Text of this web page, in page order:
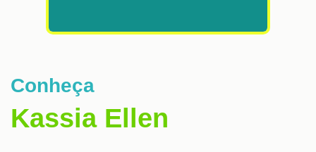
Conheça
Kassia Ellen